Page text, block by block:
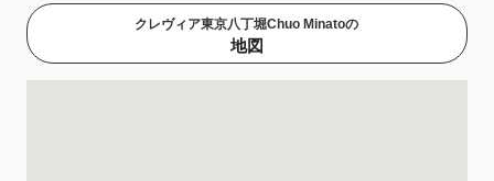
クレヴィア東京八丁堀Chuo Minatoの
地図